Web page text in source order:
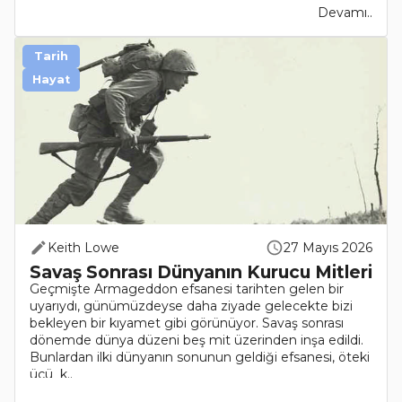
Devamı..
Keith Lowe 27 Mayıs 2026
Savaş Sonrası Dünyanın Kurucu Mitleri
Geçmişte Armageddon efsanesi tarihten gelen bir
uyarıydı, günümüzdeyse daha ziyade gelecekte bizi
bekleyen bir kıyamet gibi görünüyor. Savaş sonrası
dönemde dünya düzeni beş mit üzerinden inşa edildi.
Bunlardan ilki dünyanın sonunun geldiği efsanesi, öteki
üçü k..
Tarih
Hayat